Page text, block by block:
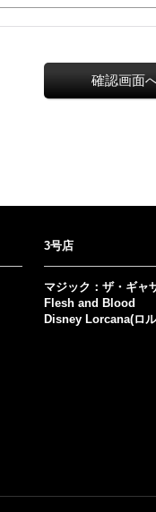
3号店
マジック：ザ・ギャ
Flesh and Blood
Disney Lorcana(ロ